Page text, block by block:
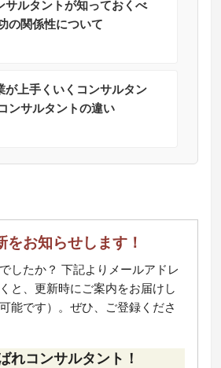
サルタントが知っておくべ
の関係性について
が上手くいくコンサルタン
ンサルタントの違い
お知らせします！
したか？ 下記よりメールアドレ
と、更新時にご案内をお届けし
能です）。ぜひ、ご登録くださ
れコンサルタント！